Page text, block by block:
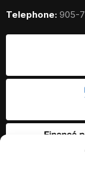
Telephone: 905-